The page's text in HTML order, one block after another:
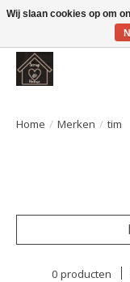
Large selection of
Home / Merken / tim
0 producten
Wij slaan cookies op om